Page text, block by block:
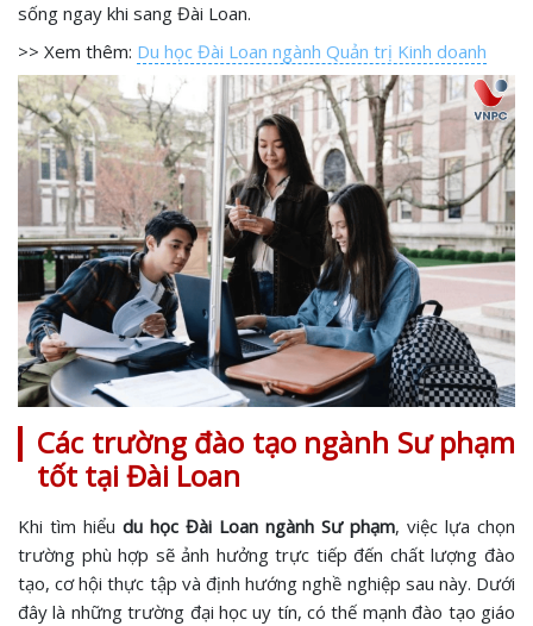
sống ngay khi sang Đài Loan.
>> Xem thêm: Du học Đài Loan ngành Quản trị Kinh doanh
Các trường đào tạo ngành Sư phạm
tốt tại Đài Loan
Khi tìm hiểu du học Đài Loan ngành Sư phạm, việc lựa chọn
trường phù hợp sẽ ảnh hưởng trực tiếp đến chất lượng đào
tạo, cơ hội thực tập và định hướng nghề nghiệp sau này. Dưới
đây là những trường đại học uy tín, có thế mạnh đào tạo giáo